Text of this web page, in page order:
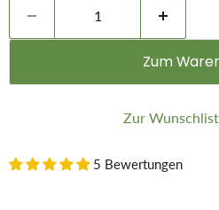
Zum
Zur
5 Bewertungen